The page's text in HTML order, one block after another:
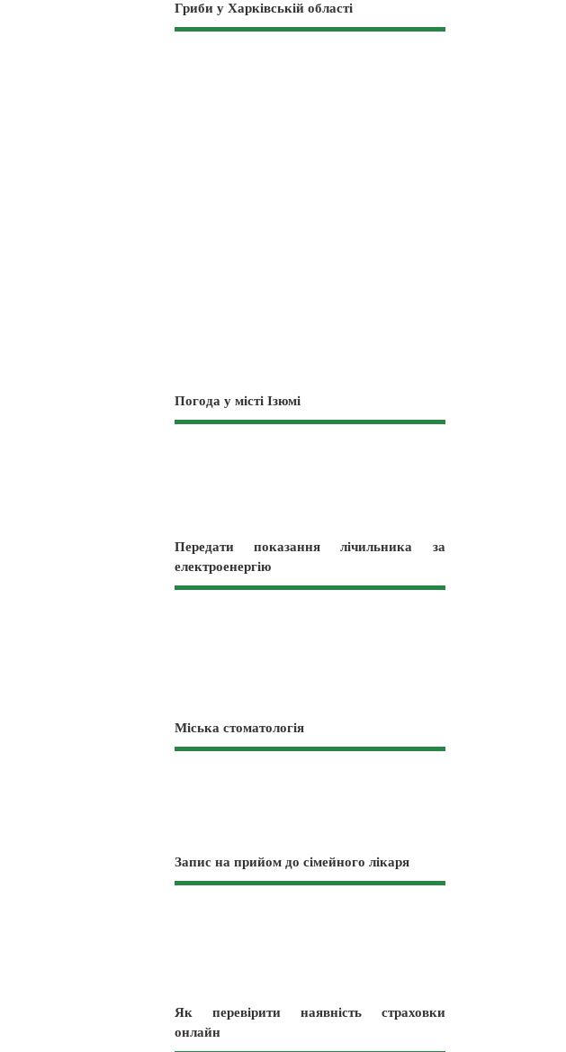
Гриби у Харківській області
Погода у місті Ізюмі
Передати показання лічильника за
електроенергію
Міська стоматологія
Запис на прийом до сімейного лікаря
Як перевірити наявність страховки
онлайн